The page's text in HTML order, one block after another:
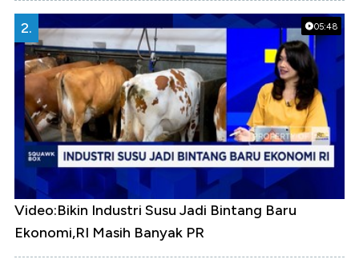
05:48
2.
Video:Bikin Industri Susu Jadi Bintang Baru
Ekonomi,RI Masih Banyak PR